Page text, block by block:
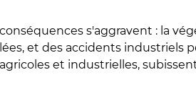
s'aggravent : la
et des accidents industriels
et industrielles,